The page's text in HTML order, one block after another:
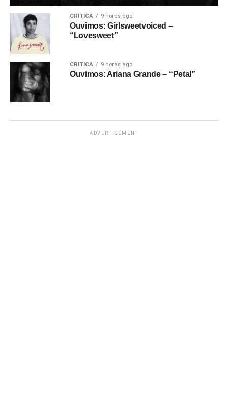
CRÍTICA 9 horas ago
Ouvimos: Girlsweetvoiced –
“Lovesweet”
CRÍTICA 9 horas ago
Ouvimos: Ariana Grande – “Petal”
ADVERTISEMENT